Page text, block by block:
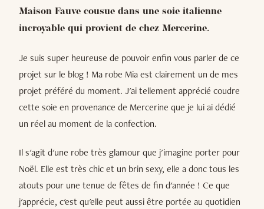
Maison Fauve cousue dans une soie italienne
incroyable qui provient de chez Mercerine.
Je suis super heureuse de pouvoir enfin vous parler de ce
projet sur le blog ! Ma robe Mia est clairement un de mes
projet préféré du moment. J'ai tellement apprécié coudre
cette soie en provenance de Mercerine que je lui ai dédié
un réel au moment de la confection.
Il s'agit d'une robe très glamour que j'imagine porter pour
Noël. Elle est très chic et un brin sexy, elle a donc tous les
atouts pour une tenue de fêtes de fin d'année ! Ce que
j'apprécie, c'est qu'elle peut aussi être portée au quotidien